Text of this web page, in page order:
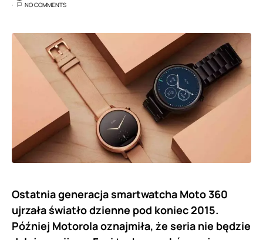
NO COMMENTS
Ostatnia generacja smartwatcha Moto 360
ujrzała światło dzienne pod koniec 2015.
Później Motorola oznajmiła, że seria nie będzie